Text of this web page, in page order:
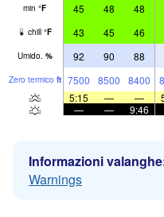
min °F 45 48 48
chill °F 43 45 46
Umido. % 92 90 88
Zero termico ft 7500 8500 8400
5:15
— —
—
— 9:46
Informazioni
Warnings